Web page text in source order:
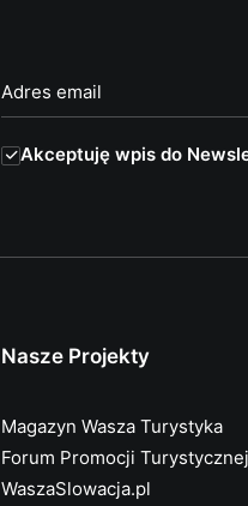
Akceptuję wpis do
Nasze Projekty
Magazyn Wasza Turystyka
Forum Promocji Turystycznej
WaszaSlowacja.pl